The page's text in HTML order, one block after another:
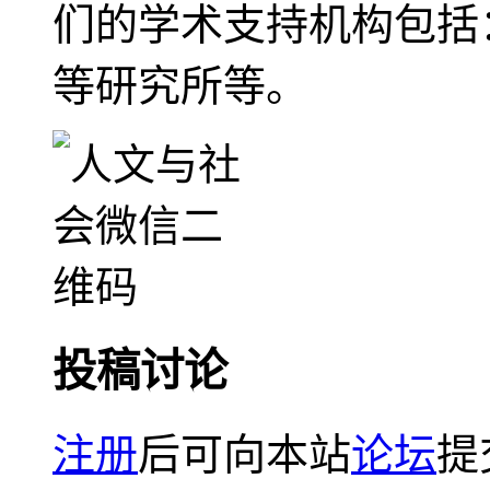
们的学术支持机构包
等研究所等。
投稿讨论
注册后可向本站论坛提